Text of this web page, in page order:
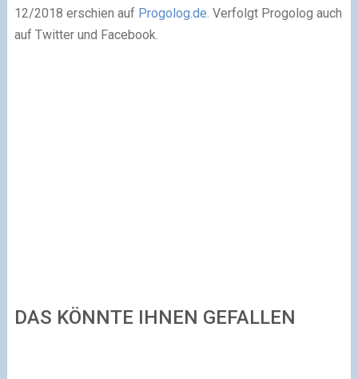
12/2018 erschien auf Progolog.de. Verfolgt Progolog auch
auf Twitter und Facebook.
DAS KÖNNTE IHNEN GEFALLEN